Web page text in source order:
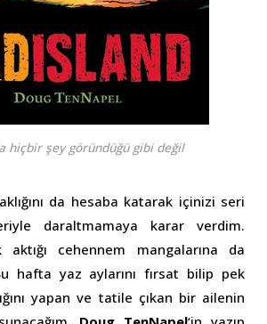
hiçbir şey göründüğü gibi değil
da hesaba katarak içinizi seri
daraltmamaya karar verdim.
cehennem mangalarına da
hafta yaz aylarını fırsat bilip pek
yapan ve tatile çıkan bir ailenin